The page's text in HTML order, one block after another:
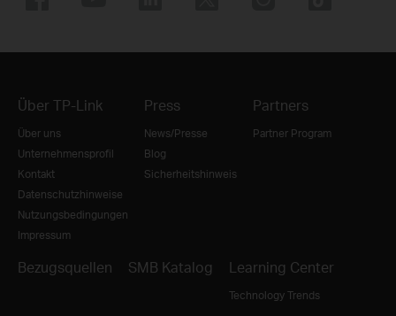
Über TP-Link
Über uns
Unternehmensprofil
Kontakt
Datenschutzhinweise
Nutzungsbedingungen
Impressum
Press
News/Presse
Blog
Sicherheitshinweis
Partners
Partner Program
Bezugsquellen SMB Katalog Learning Center
Technology Trends